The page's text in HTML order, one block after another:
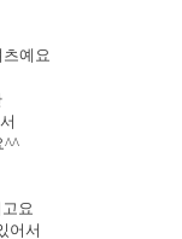
예요
^^
요
어서